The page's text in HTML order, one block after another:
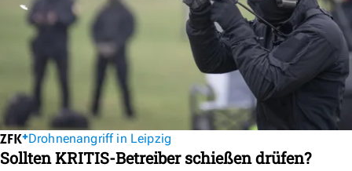
Drohnenangriff in Leipzig
Sollten KRITIS-Betreiber schießen drüfen?